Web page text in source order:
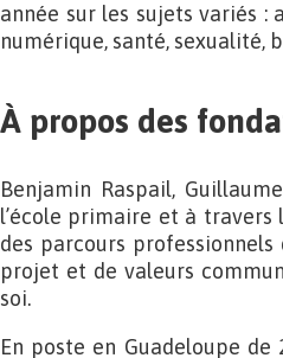
année sur les sujets variés
numérique, santé, sexualité,
À propos des
Benjamin Raspail,
l’école primaire et à travers
des parcours
projet et de valeurs
soi.
En poste en Guadeloupe